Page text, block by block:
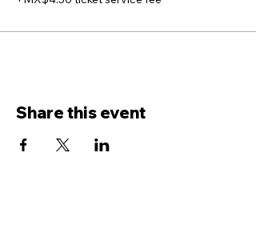
Share this event